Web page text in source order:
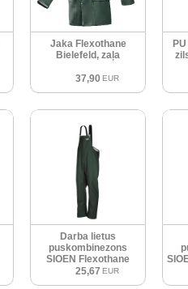
Jaka Flexothane
Bielefeld, zaļa
37,90 EUR
Darba lietus
puskombinezons
SIOEN Flexothane
Bandung, zaļš
25,67 EUR